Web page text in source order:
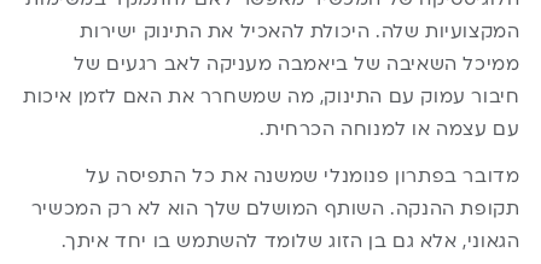
המקצועיות שלה. היכולת להאכיל את התינוק ישירות
ממיכל השאיבה של ביאמבה מעניקה לאב רגעים של
חיבור עמוק עם התינוק, מה שמשחרר את האם לזמן איכות
עם עצמה או למנוחה הכרחית.
מדובר בפתרון פנומנלי שמשנה את כל התפיסה על
תקופת ההנקה. השותף המושלם שלך הוא לא רק המכשיר
הגאוני, אלא גם בן הזוג שלומד להשתמש בו יחד איתך.